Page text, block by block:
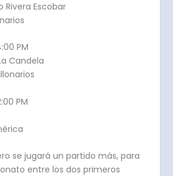
Rivera Escobar
PM
Candela
PM
se jugará un partido más, para
entre los dos primeros